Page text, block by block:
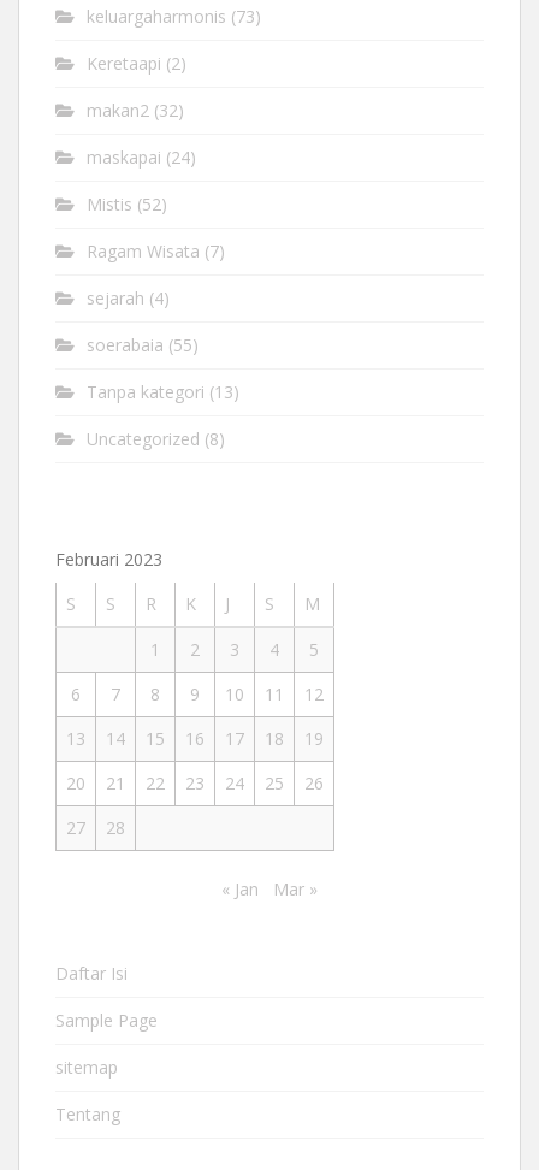
keluargaharmonis (73)
Keretaapi (2)
makan2 (32)
maskapai (24)
Mistis (52)
Ragam Wisata (7)
sejarah (4)
soerabaia (55)
Tanpa kategori (13)
Uncategorized (8)
Februari 2023
S
S R K J S
M
1
2 3 4
5
6
7 8 9 10 11
12
13
14 15 16 17 18
19
20
21 22 23 24 25
26
27
28
« Jan Mar »
Daftar Isi
Sample Page
sitemap
Tentang